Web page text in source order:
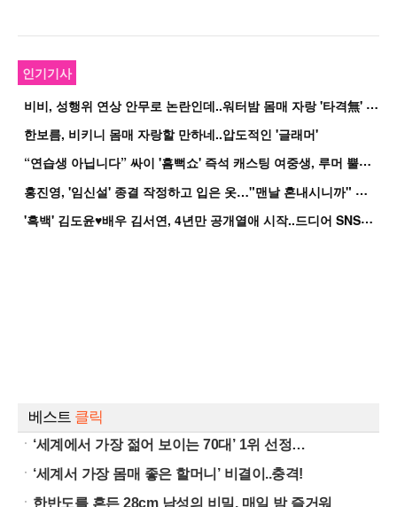
인기기사
비
비, 성행위 연상 안무로 논란인데..워터밤 몸매 자랑 '타격無' 근황
한보름, 비키니 몸매 자랑할 만하네..압도적인 '글래머'
“
연습생 아닙니다” 싸이 '흠뻑쇼' 즉석 캐스팅 여중생, 루머 뿔났다[Oh!쎈 이...
홍
진영, '임신설' 종결 작정하고 입은 옷…"맨날 혼내시니까" 억울
'
흑백' 김도윤♥배우 김서연, 4년만 공개열애 시작..드디어 SNS에 노출 [핫피...